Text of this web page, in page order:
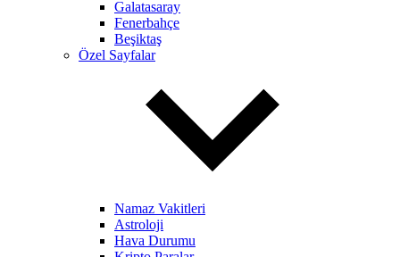
Galatasaray
Fenerbahçe
Beşiktaş
Özel Sayfalar
Namaz Vakitleri
Astroloji
Hava Durumu